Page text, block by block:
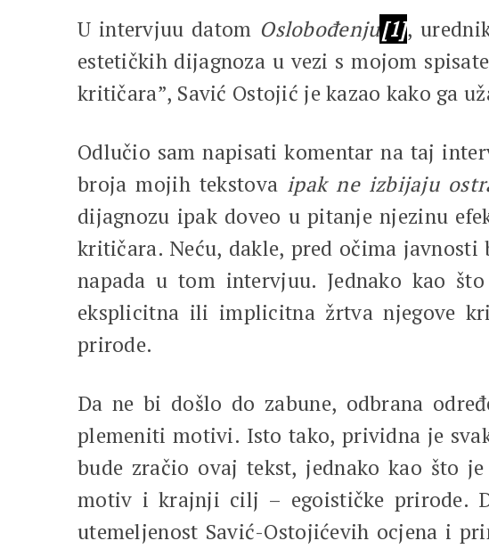
U intervjuu datom Oslobođenju[1],
estetičkih dijagnoza u vezi s mojom
kritičara”, Savić Ostojić je kazao kako ga
Odlučio sam napisati komentar na taj
broja mojih tekstova ipak ne izbijaju
dijagnozu ipak doveo u pitanje njezinu
kritičara. Neću, dakle, pred očima
napada u tom intervjuu. Jednako kao
eksplicitna ili implicitna žrtva njegove
prirode.
Da ne bi došlo do zabune, odbrana
plemeniti motivi. Isto tako, prividna je
bude zračio ovaj tekst, jednako kao što
motiv i krajnji cilj – egoističke prirode.
utemeljenost Savić-Ostojićevih ocjena i